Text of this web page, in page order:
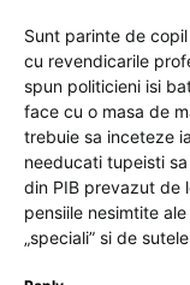
Sunt parinte de
cu revendicarile
spun politicieni isi
face cu o masa de
trebuie sa inceteze
needucati tupeisti
din PIB prevazut de
pensiile nesimtite
„speciali” si de